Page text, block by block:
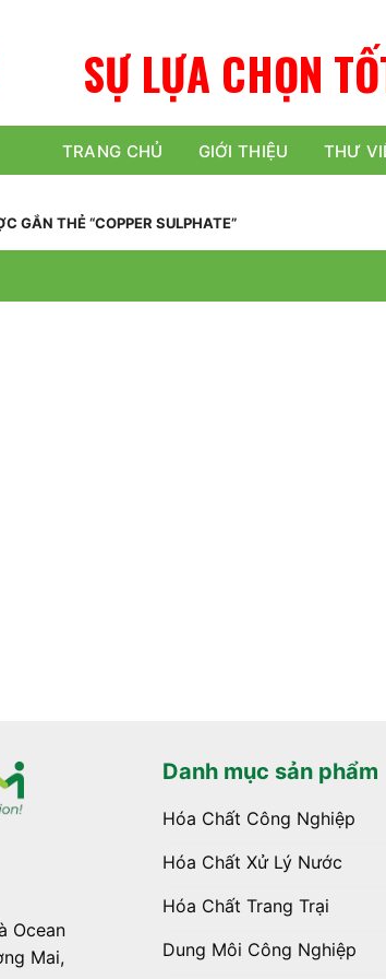
SỰ LỰA CHỌN
TRANG CHỦ GIỚI THIỆU THƯ
GẮN THẺ “COPPER SULPHATE”
Ocean
Mai,
Danh mục sản phẩm
Hóa Chất Công Nghiệp
Hóa Chất Xử Lý Nước
Hóa Chất Trang Trại
Dung Môi Công Nghiệp